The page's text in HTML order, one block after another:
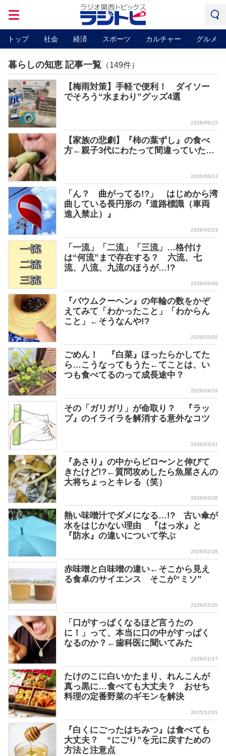
トップ 社会 経済 スポーツ カルチャー グルメ
暮らしの知恵 記事一覧 （149件）
【梅雨対策】手軽で便利！ ダイソー
でそろう“水まわり”グッズ4選
2026/06/15
【家族の悲劇】『柿の葉ずし』の食べ
方←親子3代にわたって間違っていた…
2026/06/13
「ん？ 曲がってる!?」 はじめから湾
曲している長円形の『道路標識（車両
進入禁止）』
2026/05/23
「一流」「二流」「三流」…格付け
は“何流”まで存在する？ 六流、七
流、八流、九流のほうが…!?
2026/05/09
『バウムクーヘン』の年輪の数をかぞ
えてみて「わかったこと」「わからん
こと」←そうなんや!?
2026/05/02
ごめん！ 『白菜』ほったらかしてた
ら…こうなってもうた←てことは、い
つも食べてるのって成長途中？
2026/04/18
その「ガリガリ」が命取り？ 『ラッ
プ』のイライラを解消する意外なコツ
2026/03/31
『あさり』の中からビロ〜ンと伸びて
きたけど!?←質問攻めしたら魚屋さんの
大将ちょっとキレる（笑）
2026/03/28
熱い味噌汁でダメになる…!? 古い傘が
水をはじかない理由 『はっ水』と
『防水』の違いについて学ぶ
2026/02/28
赤味噌と白味噌の違い←そこから見え
る食卓のサイエンス そこが“ミソ”
2026/02/20
「口がすっぱくなるほど言うたの
に！」って、本当に口の中がすっぱく
なるのか？←歯科医に聞いてみた
2026/01/17
たけのこに白いかたまり、れんこんが
真っ黒に…食べても大丈夫？ おせち
料理の定番野菜のギモンを解決
2025/12/31
『白くにごったはちみつ』は食べても
大丈夫？ “にごり”を元に戻すための
方法と注意点